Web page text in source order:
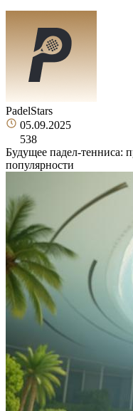
PadelStars
05.09.2025
538
Будущее падел-тенниса:
популярности